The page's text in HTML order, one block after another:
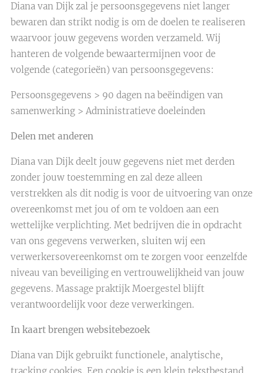
Diana van Dijk zal je persoonsgegevens niet langer
bewaren dan strikt nodig is om de doelen te realiseren
waarvoor jouw gegevens worden verzameld. Wij
hanteren de volgende bewaartermijnen voor de
volgende (categorieën) van persoonsgegevens:
Persoonsgegevens > 90 dagen na beëindigen van
samenwerking > Administratieve doeleinden
Delen met anderen
Diana van Dijk deelt jouw gegevens niet met derden
zonder jouw toestemming en zal deze alleen
verstrekken als dit nodig is voor de uitvoering van onze
overeenkomst met jou of om te voldoen aan een
wettelijke verplichting. Met bedrijven die in opdracht
van ons gegevens verwerken, sluiten wij een
verwerkersovereenkomst om te zorgen voor eenzelfde
niveau van beveiliging en vertrouwelijkheid van jouw
gegevens. Massage praktijk Moergestel blijft
verantwoordelijk voor deze verwerkingen.
In kaart brengen websitebezoek
Diana van Dijk gebruikt functionele, analytische,